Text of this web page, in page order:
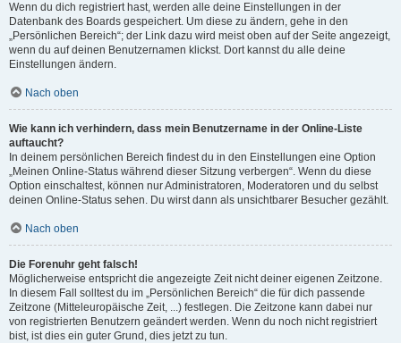
Wenn du dich registriert hast, werden alle deine Einstellungen in der
Datenbank des Boards gespeichert. Um diese zu ändern, gehe in den
„Persönlichen Bereich“; der Link dazu wird meist oben auf der Seite angezeigt,
wenn du auf deinen Benutzernamen klickst. Dort kannst du alle deine
Einstellungen ändern.
Nach oben
Wie kann ich verhindern, dass mein Benutzername in der Online-Liste
auftaucht?
In deinem persönlichen Bereich findest du in den Einstellungen eine Option
„Meinen Online-Status während dieser Sitzung verbergen“. Wenn du diese
Option einschaltest, können nur Administratoren, Moderatoren und du selbst
deinen Online-Status sehen. Du wirst dann als unsichtbarer Besucher gezählt.
Nach oben
Die Forenuhr geht falsch!
Möglicherweise entspricht die angezeigte Zeit nicht deiner eigenen Zeitzone.
In diesem Fall solltest du im „Persönlichen Bereich“ die für dich passende
Zeitzone (Mitteleuropäische Zeit, ...) festlegen. Die Zeitzone kann dabei nur
von registrierten Benutzern geändert werden. Wenn du noch nicht registriert
bist, ist dies ein guter Grund, dies jetzt zu tun.